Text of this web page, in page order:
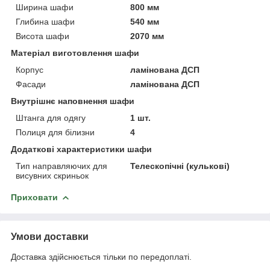
Ширина шафи
800 мм
Глибина шафи
540 мм
Висота шафи
2070 мм
Матеріал виготовлення шафи
Корпус
ламінована ДСП
Фасади
ламінована ДСП
Внутрішнє наповнення шафи
Штанга для одягу
1 шт.
Полиця для білизни
4
Додаткові характеристики шафи
Тип направляючих для
висувних скриньок
Телескопічні (кулькові)
Приховати
Умови доставки
Доставка здійснюється тільки по передоплаті.